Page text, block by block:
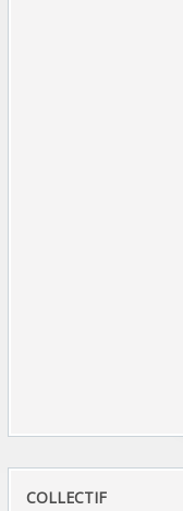
‎COLLECTIF‎